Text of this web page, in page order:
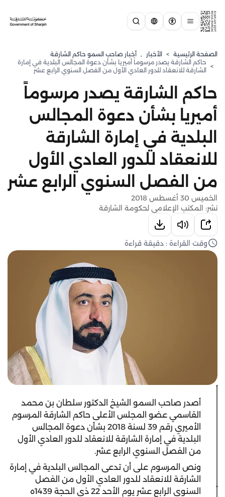
الصفحة الرئيسية > الأخبار , أخبار صاحب السمو حاكم الشارقة
>
حاكم الشارقة يصدر مرسوماً أميريا بشأن دعوة المجالس البلدية في إمارة
الشارقة للانعقاد للدور العادي الأول من الفصل السنوي الرابع عشر
حاكم الشارقة يصدر مرسوماً
أميريا بشأن دعوة المجالس
البلدية في إمارة الشارقة
للانعقاد للدور العادي الأول
من الفصل السنوي الرابع عشر
الخميس 30 أغسطس 2018
نشر: المكتب الإعلامي لحكومة الشارقة
وقت القراءة : دقيقة قراءة
أصدر صاحب السمو الشيخ الدكتور سلطان بن محمد
القاسمي عضو المجلس الأعلى حاكم الشارقة المرسوم
الأميري رقم 39 لسنة 2018 بشأن دعوة المجالس
البلدية في إمارة الشارقة للانعقاد للدور العادي الأول
من الفصل السنوي الرابع عشر.
ونص المرسوم على أن تدعى المجالس البلدية في إمارة
الشارقة للانعقاد للدور العادي الأول من الفصل
السنوي الرابع عشر يوم الأحد 22 ذي الحجة 1439ه